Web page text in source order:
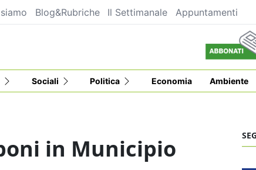
Blog&Rubriche Il Settimanale Appuntamenti
Sociali Politica Economia Ambiente
in Municipio